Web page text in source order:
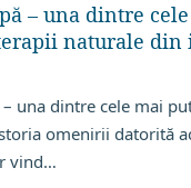
– una dintre
naturale din
– una dintre cele mai
omenirii datorită
vind…